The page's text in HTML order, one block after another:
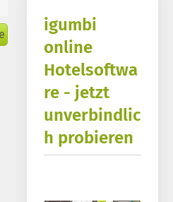
igumbi
online
Hotelsoftwa
re - jetzt
unverbindlic
h probieren